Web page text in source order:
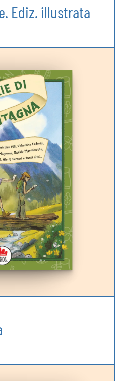
Ediz. illustrata